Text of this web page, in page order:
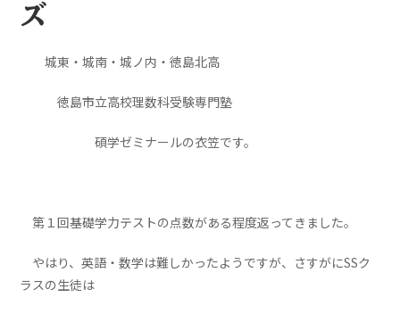
ズ
城東・城南・城ノ内・徳島北高
徳島市立高校理数科受験専門塾
碩学ゼミナールの衣笠です。
第１回基礎学力テストの点数がある程度返ってきました。
やはり、英語・数学は難しかったようですが、さすがにSSク
ラスの生徒は